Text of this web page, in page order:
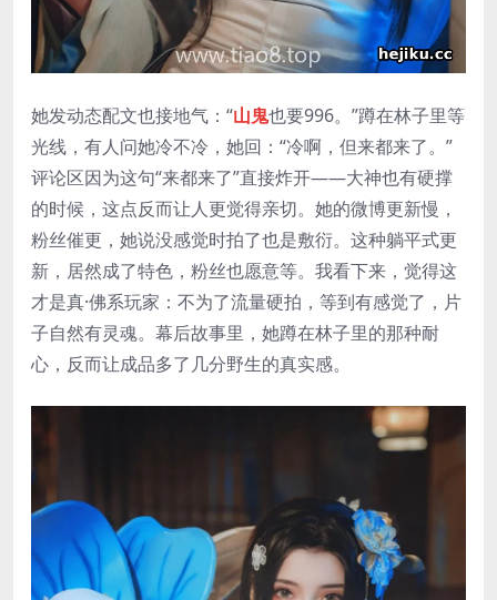
她发动态配文也接地气：“山鬼也要996。”蹲在林子里等
光线，有人问她冷不冷，她回：“冷啊，但来都来了。”
评论区因为这句“来都来了”直接炸开——大神也有硬撑
的时候，这点反而让人更觉得亲切。她的微博更新慢，
粉丝催更，她说没感觉时拍了也是敷衍。这种躺平式更
新，居然成了特色，粉丝也愿意等。我看下来，觉得这
才是真·佛系玩家：不为了流量硬拍，等到有感觉了，片
子自然有灵魂。幕后故事里，她蹲在林子里的那种耐
心，反而让成品多了几分野生的真实感。